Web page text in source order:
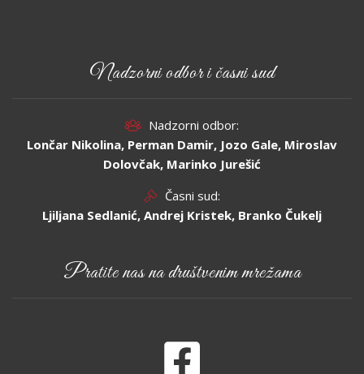
Nadzorni odbor i časni sud
Nadzorni odbor:
Lončar Nikolina, Perman Damir, Jozo Gale, Miroslav
Dolovčak, Marinko Jurešić
Časni sud:
Ljiljana Sedlanić, Andrej Kristek, Branko Čukelj
Pratite nas na društvenim mrežama